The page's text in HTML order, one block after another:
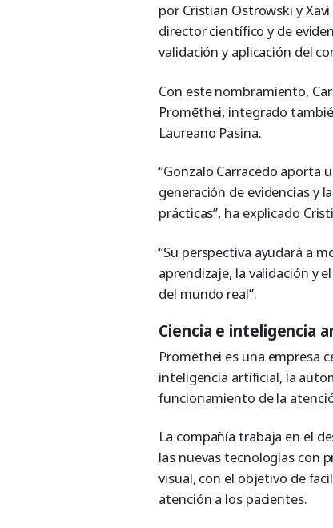
por Cristian Ostrowski y
director científico y de
validación y aplicación del
Con este nombramiento,
Promēthei, integrado
Laureano Pasina.
“Gonzalo Carracedo aporta
generación de evidencias y
prácticas”, ha explicado
“Su perspectiva ayudará a
aprendizaje, la validación y
del mundo real”.
Ciencia e inteligencia
Promēthei es una empresa
inteligencia artificial, la
funcionamiento de la
La compañía trabaja en el
las nuevas tecnologías con
visual, con el objetivo de
atención a los pacientes.